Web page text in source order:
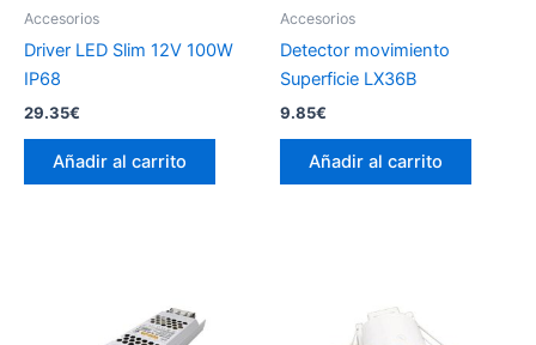
Accesorios
Driver LED Slim 12V 100W
IP68
29.35€
Añadir al carrito
Accesorios
Detector movimiento
Superficie LX36B
9.85€
Añadir al carrito